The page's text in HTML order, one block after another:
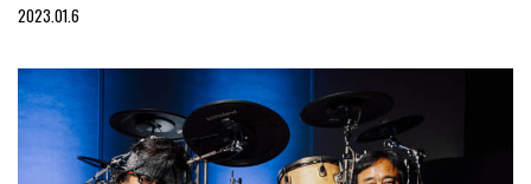
2023.01.6